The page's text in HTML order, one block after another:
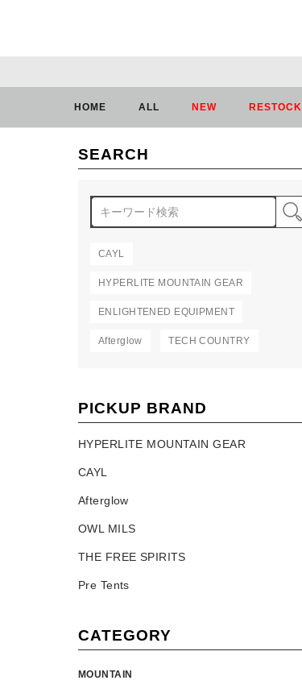
HOME ALL NEW RESTOCK
SEARCH
CAYL
HYPERLITE MOUNTAIN GEAR
ENLIGHTENED EQUIPMENT
Afterglow TECH COUNTRY
PICKUP BRAND
HYPERLITE MOUNTAIN GEAR
CAYL
Afterglow
OWL MILS
THE FREE SPIRITS
Pre Tents
CATEGORY
MOUNTAIN